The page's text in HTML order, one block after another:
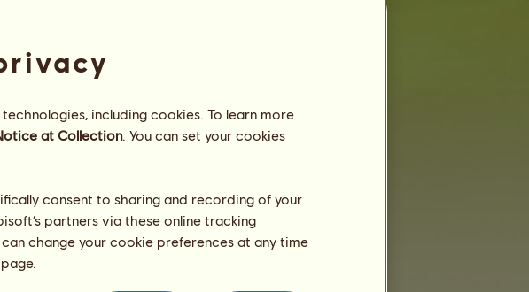
100%
100
Insgesamt:
Caoimhe kann ab einem Alter
Sie ist im Augenblick erst 2
Fortpflanzung
including cookies. To learn more
at Collection. You can set your cookies
consent to sharing and recording of your
partners via these online tracking
change your cookie preferences at any time